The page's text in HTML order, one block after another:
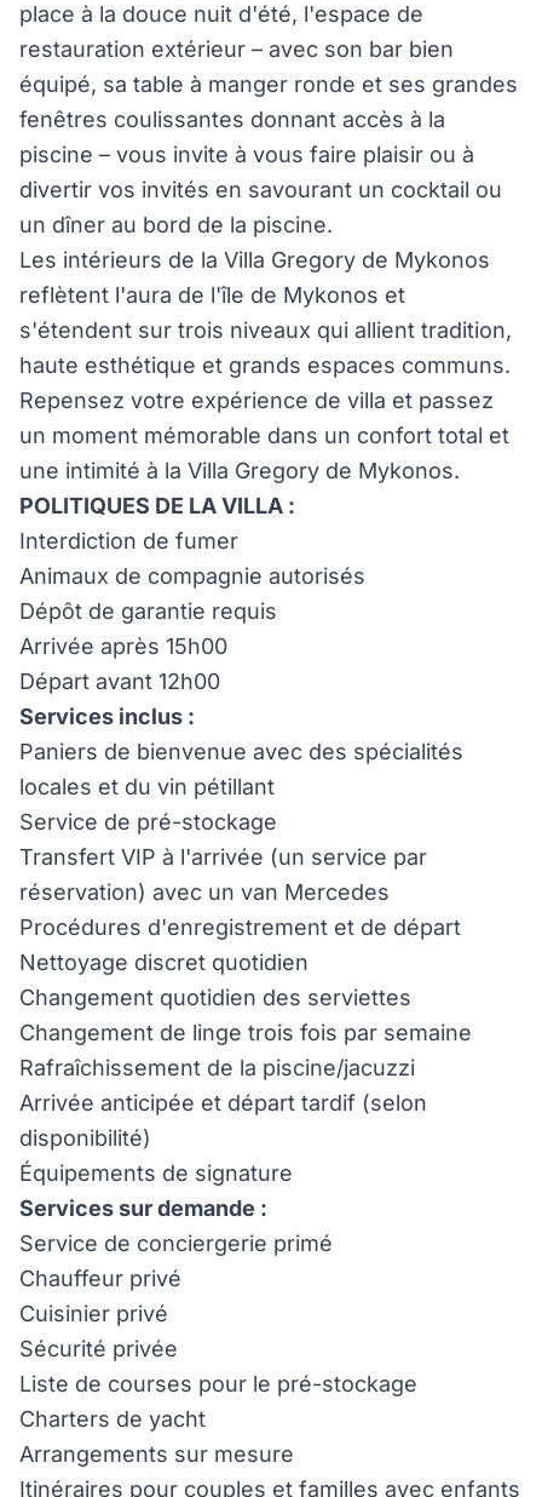
place à la douce nuit d'été, l'espace de
restauration extérieur – avec son bar bien
équipé, sa table à manger ronde et ses grandes
fenêtres coulissantes donnant accès à la
piscine – vous invite à vous faire plaisir ou à
divertir vos invités en savourant un cocktail ou
un dîner au bord de la piscine.
Les intérieurs de la Villa Gregory de Mykonos
reflètent l'aura de l'île de Mykonos et
s'étendent sur trois niveaux qui allient tradition,
haute esthétique et grands espaces communs.
Repensez votre expérience de villa et passez
un moment mémorable dans un confort total et
une intimité à la Villa Gregory de Mykonos.
POLITIQUES DE LA VILLA :
Interdiction de fumer
Animaux de compagnie autorisés
Dépôt de garantie requis
Arrivée après 15h00
Départ avant 12h00
Services inclus :
Paniers de bienvenue avec des spécialités
locales et du vin pétillant
Service de pré-stockage
Transfert VIP à l'arrivée (un service par
réservation) avec un van Mercedes
Procédures d'enregistrement et de départ
Nettoyage discret quotidien
Changement quotidien des serviettes
Changement de linge trois fois par semaine
Rafraîchissement de la piscine/jacuzzi
Arrivée anticipée et départ tardif (selon
disponibilité)
Équipements de signature
Services sur demande :
Service de conciergerie primé
Chauffeur privé
Cuisinier privé
Sécurité privée
Liste de courses pour le pré-stockage
Charters de yacht
Arrangements sur mesure
Itinéraires pour couples et familles avec enfants